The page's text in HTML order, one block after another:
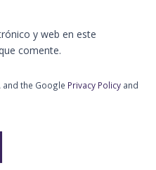
y web en este
comente.
and the Google Privacy Policy and